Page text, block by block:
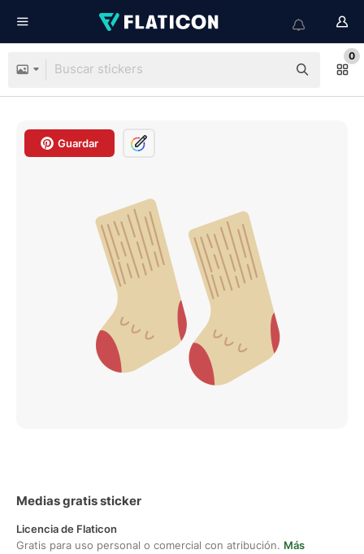
0
Guardar
Medias gratis sticker
Licencia de Flaticon
Gratis para uso personal o comercial con atribución. Más